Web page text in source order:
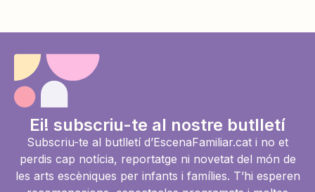
Ei! subscriu-te al nostre butlletí
Subscriu-te al butlletí d’EscenaFamiliar.cat i no et
perdis cap notícia, reportatge ni novetat del món de
les arts escèniques per infants i famílies. T’hi esperen